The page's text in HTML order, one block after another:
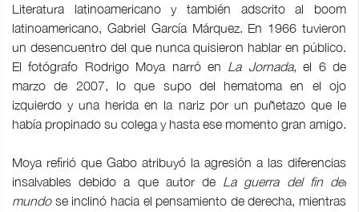
Literatura latinoamericano y también adscrito al boom
latinoamericano, Gabriel García Márquez. En 1966 tuvieron
un desencuentro del que nunca quisieron hablar en público.
El fotógrafo Rodrigo Moya narró en La Jornada, el 6 de
marzo de 2007, lo que supo del hematoma en el ojo
izquierdo y una herida en la nariz por un puñetazo que le
había propinado su colega y hasta ese momento gran amigo.
Moya refirió que Gabo atribuyó la agresión a las diferencias
insalvables debido a que autor de La guerra del fin del
mundose inclinó hacia el pensamiento de derecha, mientras